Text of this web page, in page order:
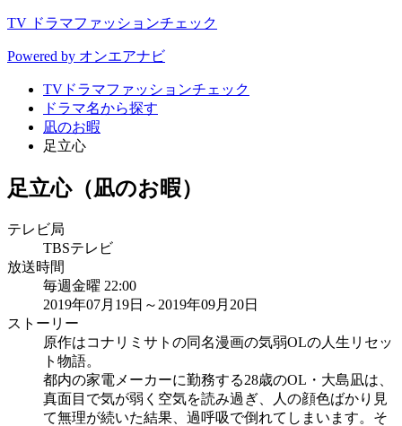
TV ドラマファッションチェック
Powered by オンエアナビ
TVドラマファッションチェック
ドラマ名から探す
凪のお暇
足立心
足立心（凪のお暇）
テレビ局
TBSテレビ
放送時間
毎週金曜 22:00
2019年07月19日～2019年09月20日
ストーリー
原作はコナリミサトの同名漫画の気弱OLの人生リセッ
ト物語。
都内の家電メーカーに勤務する28歳のOL・大島凪は、
真面目で気が弱く空気を読み過ぎ、人の顔色ばかり見
て無理が続いた結果、過呼吸で倒れてしまいます。そ